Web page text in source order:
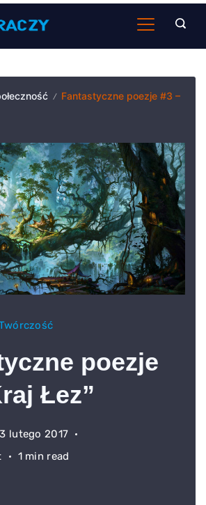
Fantastyczne poezje #3 –
poezje
Łez”
3 lutego 2017
on 1 min read